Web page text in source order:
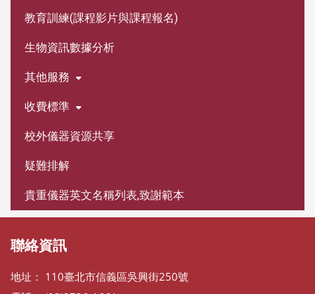
教育訓練(課程影片與課程報名)
生物資訊數據分析
其他服務
收費標準
校外儀器資源共享
疑難排解
貴重儀器英文名稱列表,致謝範本
聯絡資訊
地址： 110臺北市信義區吳興街250號